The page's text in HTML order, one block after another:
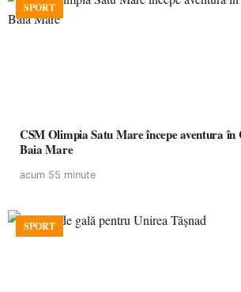
SPORT
CSM Olimpia Satu Mare începe aventura în Cupa României la
Baia Mare
acum 55 minute
SPORT